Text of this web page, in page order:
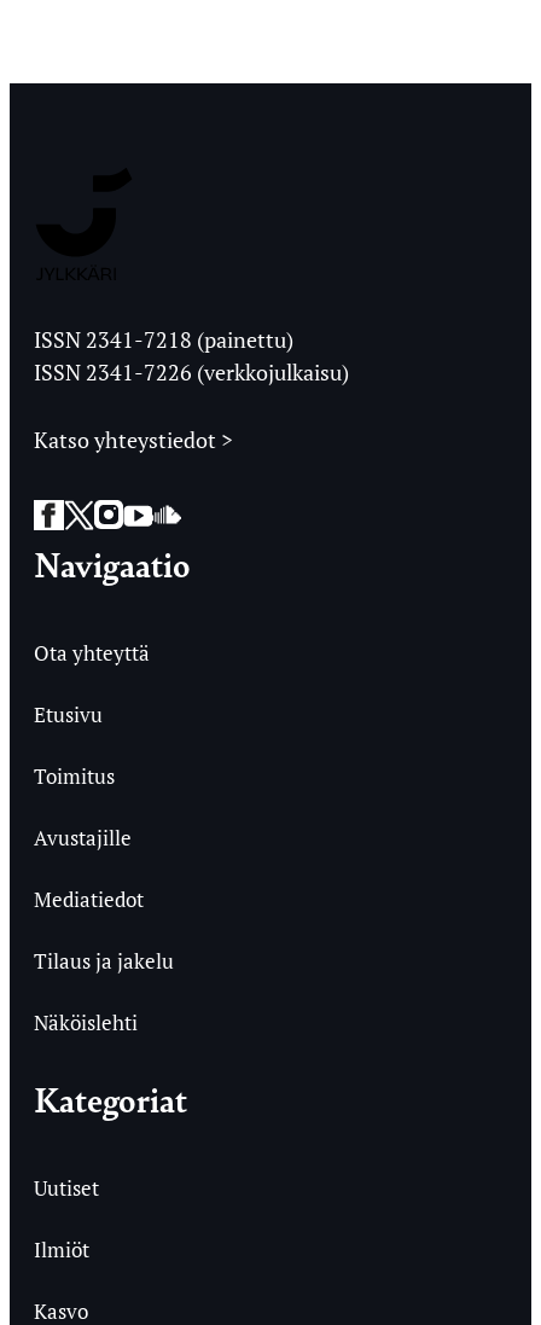
Ylioppilaslehti
ISSN 2341-7218 (painettu)
ISSN 2341-7226 (verkkojulkaisu)
Katso yhteystiedot >
Facebook
Twitter
Instagram
YouTube
SoundCloud
Navigaatio
Ota yhteyttä
Etusivu
Toimitus
Avustajille
Mediatiedot
Tilaus ja jakelu
Näköislehti
Kategoriat
Uutiset
Ilmiöt
Kasvo